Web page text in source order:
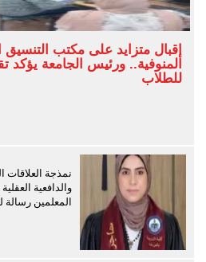
إقبال متزايد على مكتب التنسيق
المنوفية.. ورئيس الجامعة يؤكد
للطلاب
نمذجة العلاقات
والدافعية
المعلمين رسالة